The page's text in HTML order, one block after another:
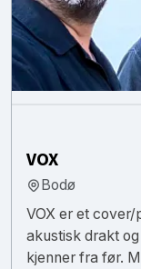
VOX
Bodø
VOX er et
akustisk drakt
kjenner fra før.